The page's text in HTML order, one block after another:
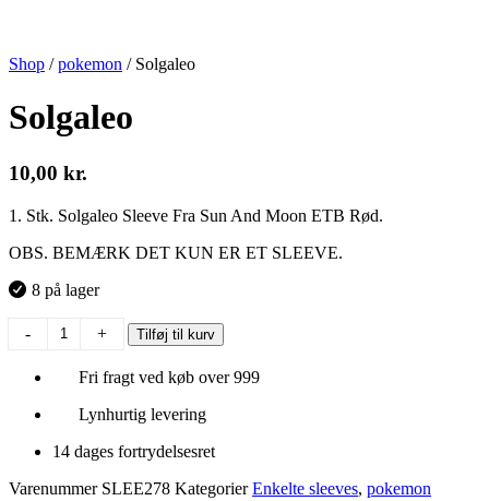
Shop /pokemon / Solgaleo
Solgaleo
10,00 kr.
1. Stk. Solgaleo Sleeve Fra Sun And Moon ETB Rød.
OBS. BEMÆRK DET KUN ER ET SLEEVE.
8 på lager
-
Solgaleo
+ Tilføj til kurv
Fri fragt ved køb over 999
Lynhurtig levering
14 dages fortrydelsesret
Varenummer SLEE278 Kategorier Enkelte sleeves, pokemon